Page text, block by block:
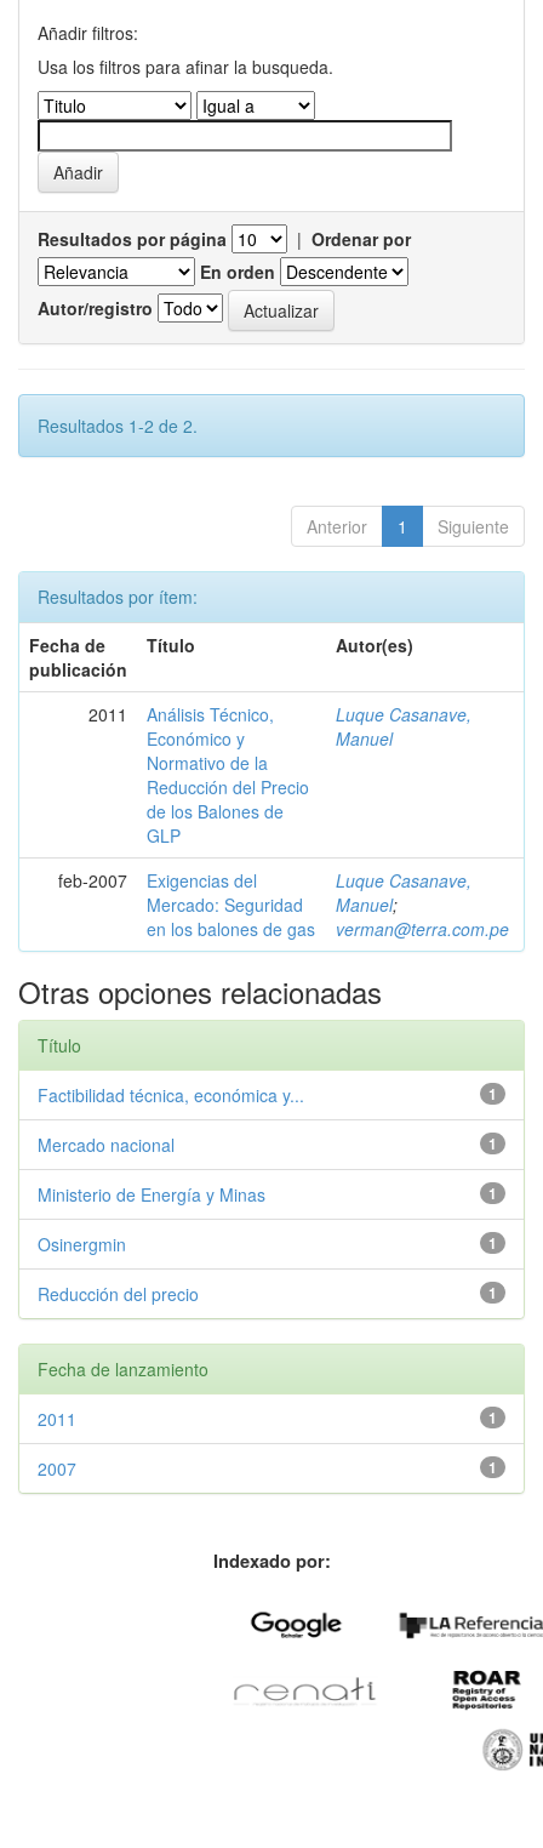
Añadir filtros:
Usa los filtros para afinar la busqueda.
Resultados por página | Ordenar por
En orden
Autor/registro
Resultados 1-2 de 2.
Anterior 1 Siguiente
Resultados por ítem:
Fecha de
publicación
Título Autor(es)
2011
Análisis Técnico,
Económico y
Normativo de la
Reducción del Precio
de los Balones de
GLP
Luque Casanave,
Manuel
feb-2007
Exigencias del
Mercado: Seguridad
en los balones de gas
Luque Casanave,
Manuel;
verman@terra.com.pe
Otras opciones relacionadas
Título
1
Factibilidad técnica, económica y...
1
Mercado nacional
1
Ministerio de Energía y Minas
1
Osinergmin
1
Reducción del precio
Fecha de lanzamiento
1
2011
1
2007
Indexado por: